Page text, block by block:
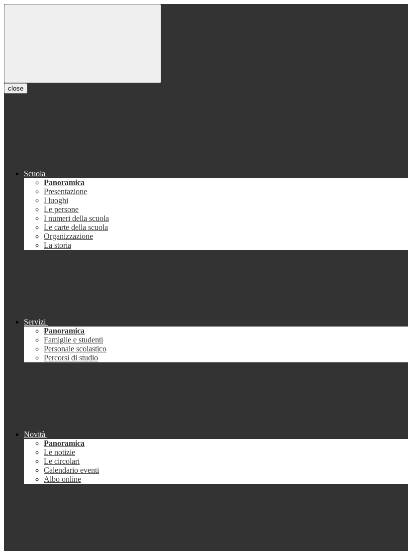
close
Scuola
Panoramica
Presentazione
I luoghi
Le persone
I numeri della scuola
Le carte della scuola
Organizzazione
La storia
Servizi
Panoramica
Famiglie e studenti
Personale scolastico
Percorsi di studio
Novità
Panoramica
Le notizie
Le circolari
Calendario eventi
Albo online